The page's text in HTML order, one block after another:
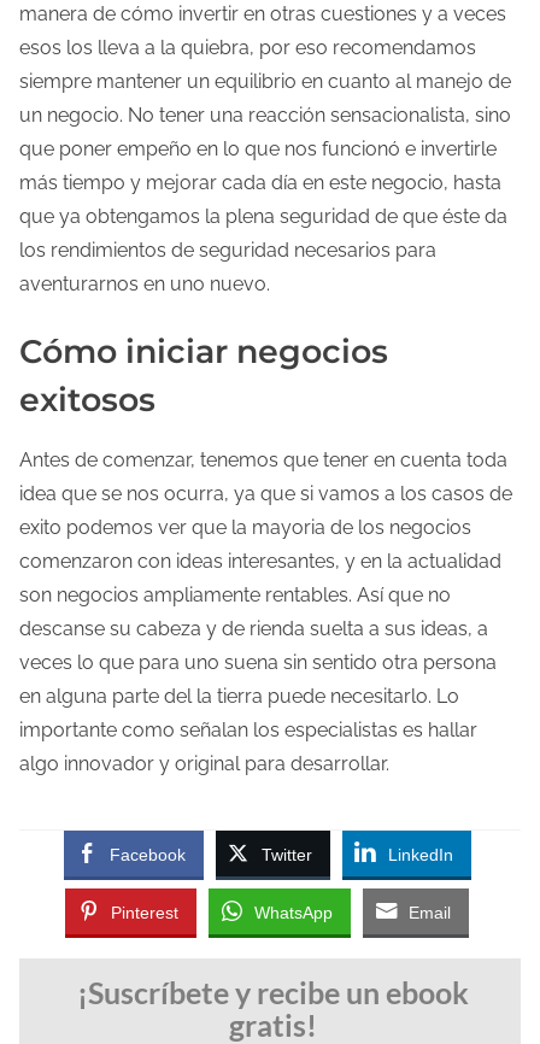
manera de cómo invertir en otras cuestiones y a veces
esos los lleva a la quiebra, por eso recomendamos
siempre mantener un equilibrio en cuanto al manejo de
un negocio. No tener una reacción sensacionalista, sino
que poner empeño en lo que nos funcionó e invertirle
más tiempo y mejorar cada día en este negocio, hasta
que ya obtengamos la plena seguridad de que éste da
los rendimientos de seguridad necesarios para
aventurarnos en uno nuevo.
Cómo iniciar negocios
exitosos
Antes de comenzar, tenemos que tener en cuenta toda
idea que se nos ocurra, ya que si vamos a los casos de
exito podemos ver que la mayoria de los negocios
comenzaron con ideas interesantes, y en la actualidad
son negocios ampliamente rentables. Así que no
descanse su cabeza y de rienda suelta a sus ideas, a
veces lo que para uno suena sin sentido otra persona
en alguna parte del la tierra puede necesitarlo. Lo
importante como señalan los especialistas es hallar
algo innovador y original para desarrollar.
Facebook Twitter LinkedIn
Pinterest WhatsApp Email